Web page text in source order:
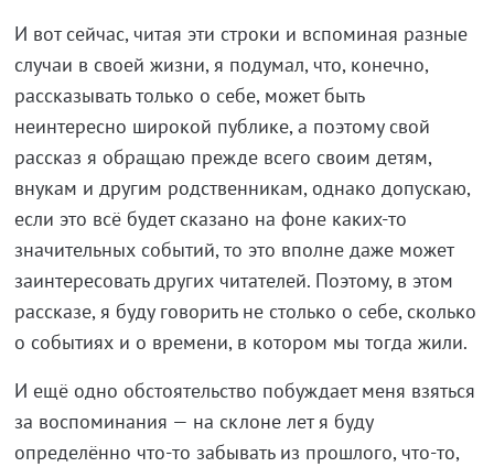
И вот сейчас, читая эти строки и вспоминая разные
случаи в своей жизни, я подумал, что, конечно,
рассказывать только о себе, может быть
неинтересно широкой публике, а поэтому свой
рассказ я обращаю прежде всего своим детям,
внукам и другим родственникам, однако допускаю,
если это всё будет сказано на фоне каких-то
значительных событий, то это вполне даже может
заинтересовать других читателей. Поэтому, в этом
рассказе, я буду говорить не столько о себе, сколько
о событиях и о времени, в котором мы тогда жили.
И ещё одно обстоятельство побуждает меня взяться
за воспоминания — на склоне лет я буду
определённо что-то забывать из прошлого, что-то,